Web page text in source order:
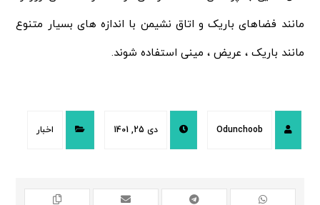
مانند فضاهای باریک و اتاق نشیمن با اندازه های بسیار متنوع
مانند باریک ، عریض ، مینی استفاده شوند.
Odunchoob دی 25, 1401 اخبار